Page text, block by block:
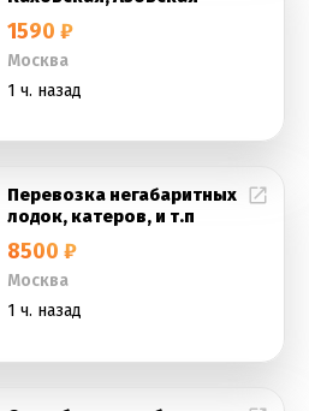
1590 ₽
Москва
1 ч. назад
Перевозка негабаритных
лодок, катеров, и т.п
8500 ₽
Москва
1 ч. назад